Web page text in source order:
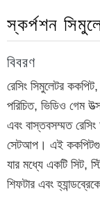
স্কর্পশন
বিবরণ
রেসিং সিমুলেটর ককপিট,
পরিচিত, ভিডিও গেম
এবং বাস্তবসম্মত
সেটআপ। এই
যার মধ্যে একটি সিট,
শিফটার এবং